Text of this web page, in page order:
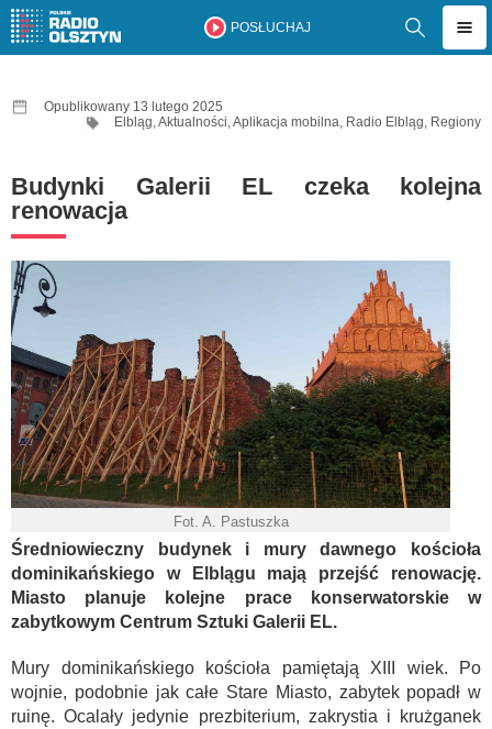
POSŁUCHAJ
Opublikowany 13 lutego 2025
Elbląg,Aktualności,Aplikacja mobilna, Radio Elbląg, Regiony
Budynki Galerii EL czeka kolejna
renowacja
Fot. A. Pastuszka
Średniowieczny budynek i mury dawnego kościoła
dominikańskiego w Elblągu mają przejść renowację.
Miasto planuje kolejne prace konserwatorskie w
zabytkowym Centrum Sztuki Galerii EL.
Mury dominikańskiego kościoła pamiętają XIII wiek. Po
wojnie, podobnie jak całe Stare Miasto, zabytek popadł w
ruinę. Ocalały jedynie prezbiterium, zakrystia i krużganek